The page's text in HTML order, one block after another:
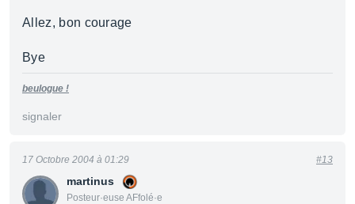
Allez, bon courage
Bye
beulogue !
signaler
martinus
Posteur·euse AFfolé·e
17 Octobre 2004 à 01:29 #13